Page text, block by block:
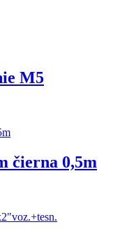
M5
čierna 0,5m